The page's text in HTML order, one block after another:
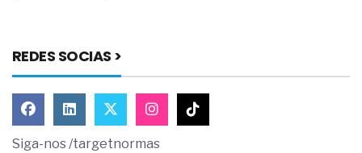
REDES SOCIAS >
Siga-nos /targetnormas